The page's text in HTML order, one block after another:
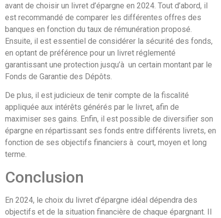
avant de choisir un livret d’épargne en 2024. Tout d’abord, il
est recommandé de comparer les différentes offres des
banques en fonction du taux de rémunération proposé.
Ensuite, il est essentiel de considérer la sécurité des fonds,
en optant de préférence pour un livret réglementé
garantissant une protection jusqu’à un certain montant par le
Fonds de Garantie des Dépôts.
De plus, il est judicieux de tenir compte de la fiscalité
appliquée aux intérêts générés par le livret, afin de
maximiser ses gains. Enfin, il est possible de diversifier son
épargne en répartissant ses fonds entre différents livrets, en
fonction de ses objectifs financiers à court, moyen et long
terme.
Conclusion
En 2024, le choix du livret d’épargne idéal dépendra des
objectifs et de la situation financière de chaque épargnant. Il